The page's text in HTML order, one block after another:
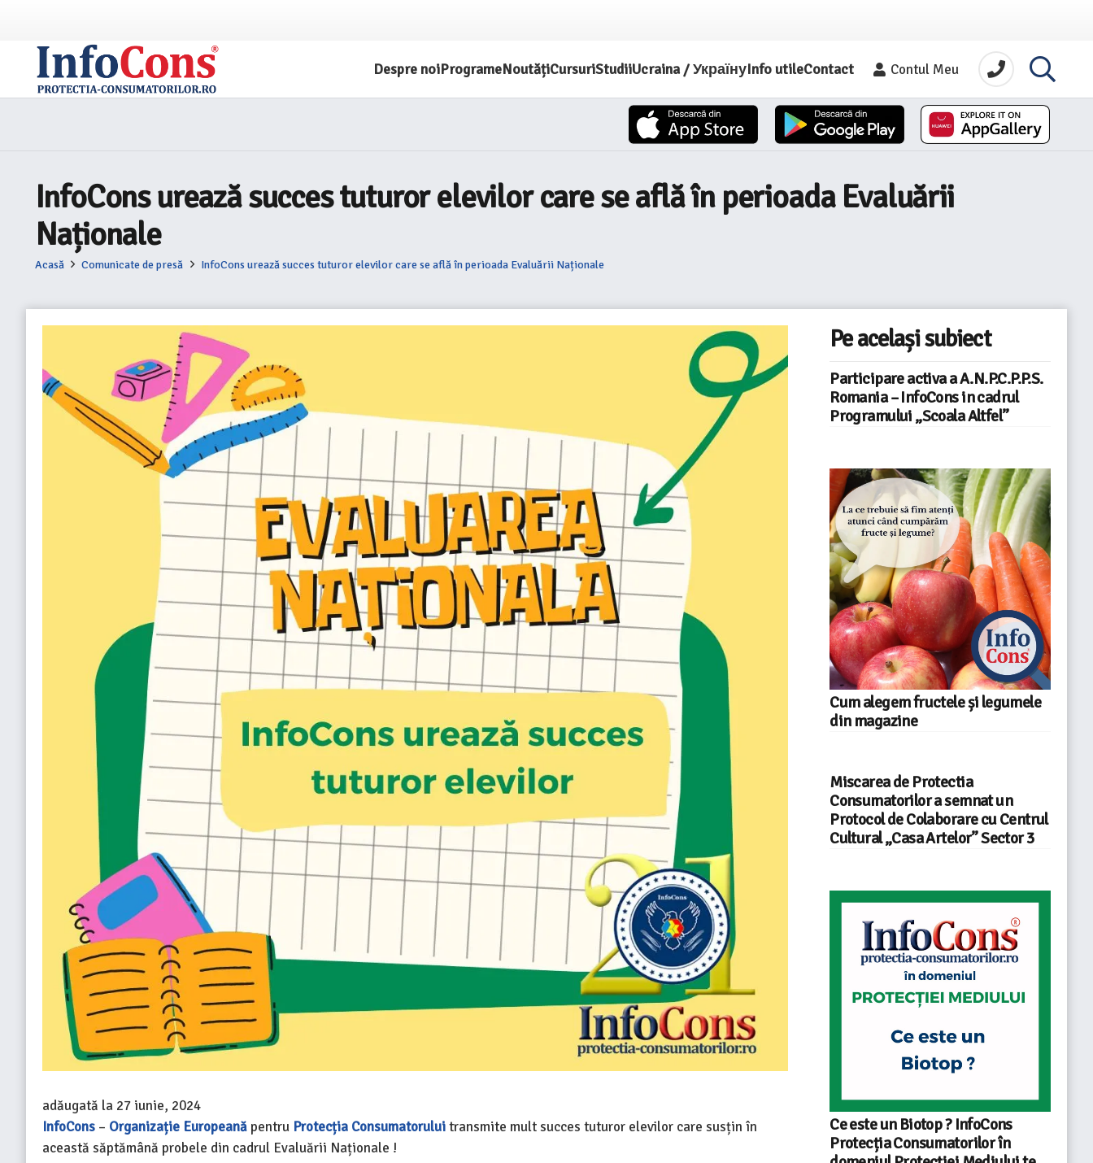
Despre noiProgrameNoutățiCursuriStudiiUcraina / УкраїнуInfo utileContact Contul Meu
InfoCons urează succes tuturor elevilor care se află în perioada Evaluării
Naționale
Acasă Comunicate de presă InfoCons urează succes tuturor elevilor care se află în perioada Evaluării Naționale
adăugată la 27 iunie, 2024
InfoCons – Organizație Europeană pentru Protecția Consumatoruluitransmite mult succes tuturor elevilor care susțin în
această săptămână probele din cadrul Evaluării Naționale !
Pe același subiect
Participare activa a A.N.P.C.P.P.S.
Romania – InfoCons in cadrul
Programului „Scoala Altfel”
Cum alegem fructele și legumele
din magazine
Miscarea de Protectia
Consumatorilor a semnat un
Protocol de Colaborare cu Centrul
Cultural „Casa Artelor” Sector 3
Ce este un Biotop ? InfoCons
Protecția Consumatorilor în